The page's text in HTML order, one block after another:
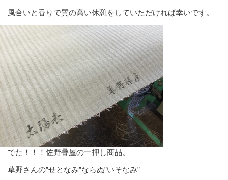
風合いと香りで質の高い休憩をしていただければ幸いです。
でた！！！佐野疊屋の一押し商品。
草野さんの”せとなみ”ならぬ”いそなみ”